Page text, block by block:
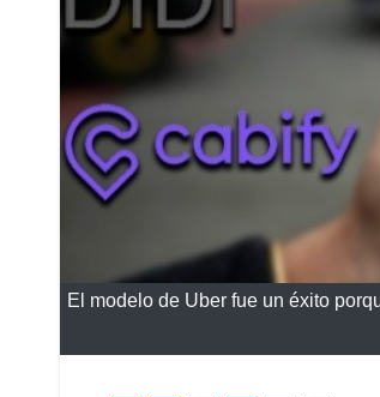
El modelo de Uber fue un éxito